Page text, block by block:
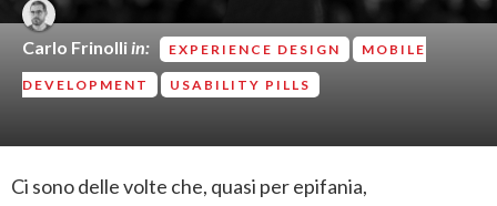
Carlo Frinolliin: EXPERIENCE DESIGN MOBILE
DEVELOPMENT USABILITY PILLS
Ci sono delle volte che, quasi per epifania,